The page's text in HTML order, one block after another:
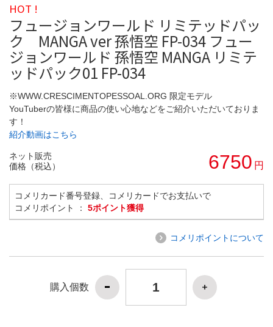
HOT !
フュージョンワールド リミテッドパッ
ク MANGA ver 孫悟空 FP-034 フュー
ジョンワールド 孫悟空 MANGA リミテ
ッドパック01 FP-034
※WWW.CRESCIMENTOPESSOAL.ORG 限定モデル
YouTuberの皆様に商品の使い心地などをご紹介いただいておりま
す！
紹介動画はこちら
ネット販売
価格（税込）
6750 円
コメリカード番号登録、コメリカードでお支払いで
コメリポイント ： 5ポイント獲得
コメリポイントについて
購入個数